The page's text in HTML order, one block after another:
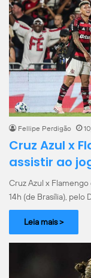
Fellipe Perdigão
Cruz Azul x
assistir ao
Cruz Azul x
14h (de Brasília), pelo
Leia mais >